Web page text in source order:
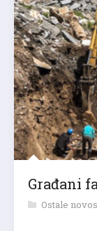
Građani
Ostale